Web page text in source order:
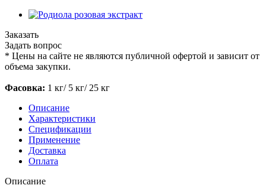
Заказать
Задать вопрос
* Цены на сайте не являются публичной офертой и зависит от
объема закупки.
Фасовка: 1 кг/ 5 кг/ 25 кг
Описание
Характеристики
Спецификации
Применение
Доставка
Оплата
Описание